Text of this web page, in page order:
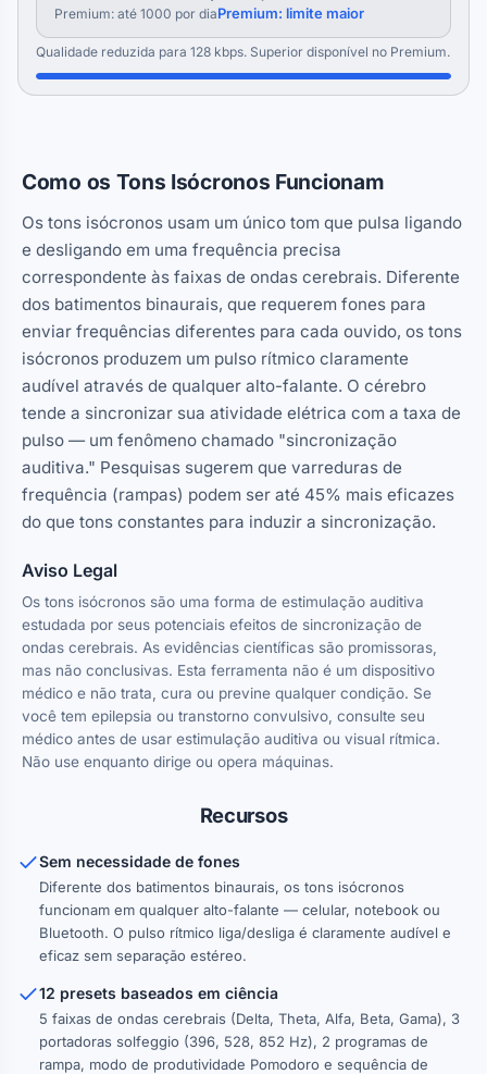
Premium: até 1000 por diaPremium: limite maior
Qualidade reduzida para 128 kbps. Superior disponível no Premium.
Como os Tons Isócronos Funcionam
Os tons isócronos usam um único tom que pulsa ligando
e desligando em uma frequência precisa
correspondente às faixas de ondas cerebrais. Diferente
dos batimentos binaurais, que requerem fones para
enviar frequências diferentes para cada ouvido, os tons
isócronos produzem um pulso rítmico claramente
audível através de qualquer alto-falante. O cérebro
tende a sincronizar sua atividade elétrica com a taxa de
pulso — um fenômeno chamado "sincronização
auditiva." Pesquisas sugerem que varreduras de
frequência (rampas) podem ser até 45% mais eficazes
do que tons constantes para induzir a sincronização.
Aviso Legal
Os tons isócronos são uma forma de estimulação auditiva
estudada por seus potenciais efeitos de sincronização de
ondas cerebrais. As evidências científicas são promissoras,
mas não conclusivas. Esta ferramenta não é um dispositivo
médico e não trata, cura ou previne qualquer condição. Se
você tem epilepsia ou transtorno convulsivo, consulte seu
médico antes de usar estimulação auditiva ou visual rítmica.
Não use enquanto dirige ou opera máquinas.
Recursos
Sem necessidade de fones
Diferente dos batimentos binaurais, os tons isócronos
funcionam em qualquer alto-falante — celular, notebook ou
Bluetooth. O pulso rítmico liga/desliga é claramente audível e
eficaz sem separação estéreo.
12 presets baseados em ciência
5 faixas de ondas cerebrais (Delta, Theta, Alfa, Beta, Gama), 3
portadoras solfeggio (396, 528, 852 Hz), 2 programas de
rampa, modo de produtividade Pomodoro e sequência de